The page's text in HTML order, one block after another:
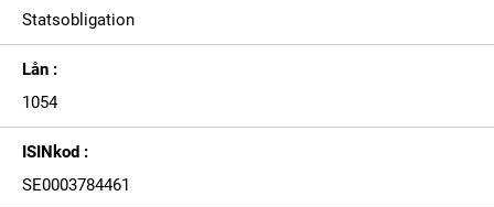
Statsobligation
Lån :
1054
ISINkod :
SE0003784461